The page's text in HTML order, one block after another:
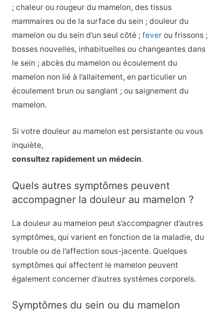
; chaleur ou rougeur du mamelon, des tissus
mammaires ou de la surface du sein ; douleur du
mamelon ou du sein d’un seul côté ; feverou frissons ;
bosses nouvelles, inhabituelles ou changeantes dans
le sein ; abcès du mamelon ou écoulement du
mamelon non lié à l’allaitement, en particulier un
écoulement brun ou sanglant ; ou saignement du
mamelon.
Si votre douleur au mamelon est persistante ou vous
inquiète,
consultez rapidement un médecin.
Quels autres symptômes peuvent
accompagner la douleur au mamelon ?
La douleur au mamelon peut s’accompagner d’autres
symptômes, qui varient en fonction de la maladie, du
trouble ou de l’affection sous-jacente. Quelques
symptômes qui affectent le mamelon peuvent
également concerner d’autres systèmes corporels.
Symptômes du sein ou du mamelon